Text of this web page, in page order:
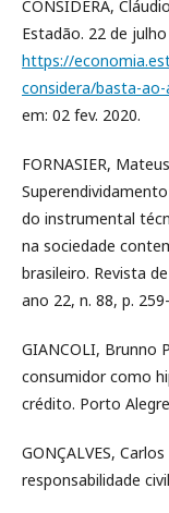
CONSIDERA,
Estadão. 22 de
https://
considera/basta-
em: 02 fev. 2020.
FORNASIER,
do instrumental
na sociedade
brasileiro. Revista
ano 22, n. 88, p.
GIANCOLI, Brunno
consumidor como
crédito. Porto
GONÇALVES,
responsabilidade